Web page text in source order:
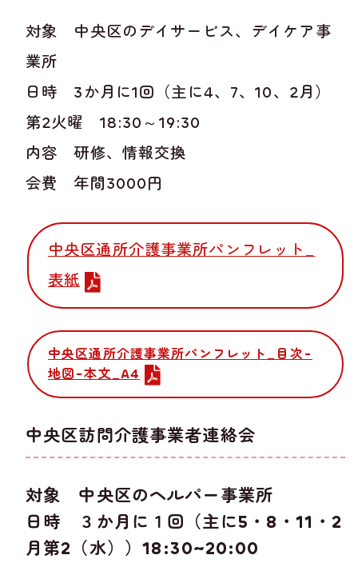
対象 中央区のデイサービス、デイケア事
業所
日時 3か月に1回（主に4、7、10、2月）
第2火曜 18:30～19:30
内容 研修、情報交換
会費 年間3000円
中央区通所介護事業所パンフレット_
表紙
中央区通所介護事業所パンフレット_目次-
地図-本文_A4
中央区訪問介護事業者連絡会
対象 中央区のヘルパー事業所
日時 ３か月に１回（主に5・8・11・2
月第2（水））18:30~20:00